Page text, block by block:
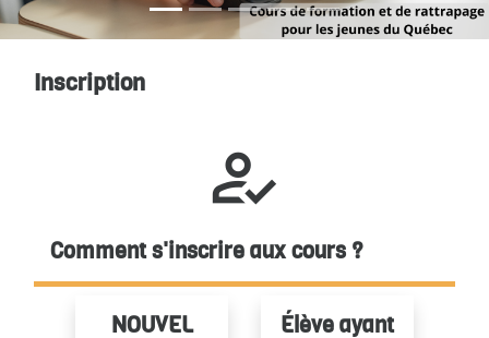
Inscription
how_to_reg
Comment s'inscrire aux cours ?
NOUVEL
Élève ayant